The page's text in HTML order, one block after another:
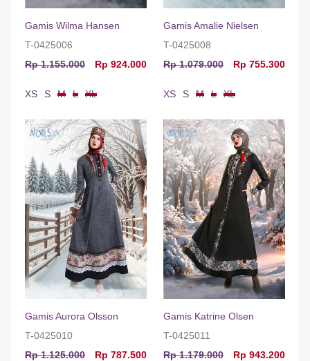
Gamis Wilma Hansen
T-0425006
Rp 1.155.000
Rp 924.000
XS S M L XL
Gamis Amalie Nielsen
T-0425008
Rp 1.079.000
Rp 755.300
XS S M L XL
Gamis Aurora Olsson
T-0425010
Rp 1.125.000
Rp 787.500
Gamis Katrine Olsen
T-0425011
Rp 1.179.000
Rp 943.200